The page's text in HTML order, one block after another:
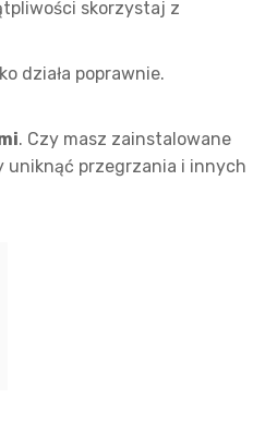
skorzystaj z
działa poprawnie.
. Czy masz zainstalowane
uniknąć przegrzania i innych